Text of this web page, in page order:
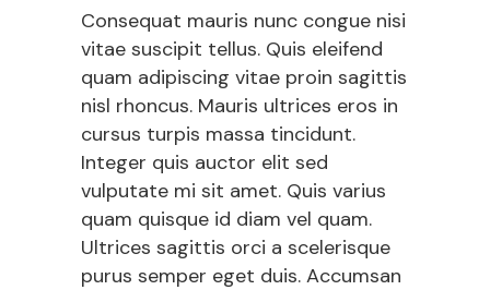
Consequat mauris nunc congue nisi
vitae suscipit tellus. Quis eleifend
quam adipiscing vitae proin sagittis
nisl rhoncus. Mauris ultrices eros in
cursus turpis massa tincidunt.
Integer quis auctor elit sed
vulputate mi sit amet. Quis varius
quam quisque id diam vel quam.
Ultrices sagittis orci a scelerisque
purus semper eget duis. Accumsan